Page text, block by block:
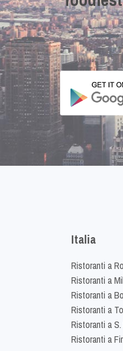
Italia
Ristoranti a
Ristoranti a
Ristoranti a
Ristoranti a
Ristoranti a
Ristoranti a